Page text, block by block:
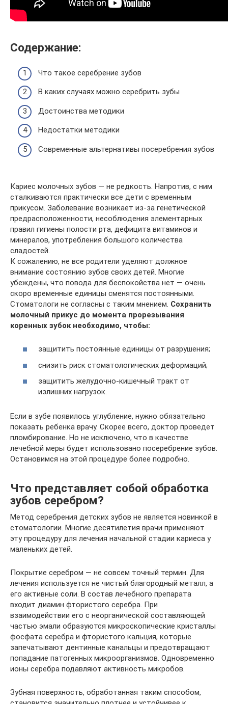
Содержание:
Что такое серебрение зубов
В каких случаях можно серебрить зубы
Достоинства методики
Недостатки методики
Современные альтернативы посеребрения зубов
Кариес молочных зубов — не редкость. Напротив, с ним
сталкиваются практически все дети с временным
прикусом. Заболевание возникает из-за генетической
предрасположенности, несоблюдения элементарных
правил гигиены полости рта, дефицита витаминов и
минералов, употребления большого количества
сладостей.
К сожалению, не все родители уделяют должное
внимание состоянию зубов своих детей. Многие
убеждены, что повода для беспокойства нет — очень
скоро временные единицы сменятся постоянными.
Стоматологи не согласны с таким мнением. Сохранить
молочный прикус до момента прорезывания
коренных зубок необходимо, чтобы:
защитить постоянные единицы от разрушения;
снизить риск стоматологических деформаций;
защитить желудочно-кишечный тракт от
излишних нагрузок.
Если в зубе появилось углубление, нужно обязательно
показать ребенка врачу. Скорее всего, доктор проведет
пломбирование. Но не исключено, что в качестве
лечебной меры будет использовано посеребрение зубов.
Остановимся на этой процедуре более подробно.
Что представляет собой обработка
зубов серебром?
Метод серебрения детских зубов не является новинкой в
стоматологии. Многие десятилетия врачи применяют
эту процедуру для лечения начальной стадии кариеса у
маленьких детей.
Покрытие серебром — не совсем точный термин. Для
лечения используется не чистый благородный металл, а
его активные соли. В состав лечебного препарата
входит диамин фтористого серебра. При
взаимодействии его с неорганической составляющей
частью эмали образуются микроскопические кристаллы
фосфата серебра и фтористого кальция, которые
запечатывают дентинные канальцы и предотвращают
попадание патогенных микроорганизмов. Одновременно
ионы серебра подавляют активность микробов.
Зубная поверхность, обработанная таким способом,